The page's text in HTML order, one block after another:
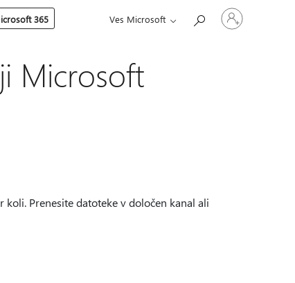
365 Ves Microsoft
Vpišite
se
Microsoft
Prenesite datoteke v določen kanal ali